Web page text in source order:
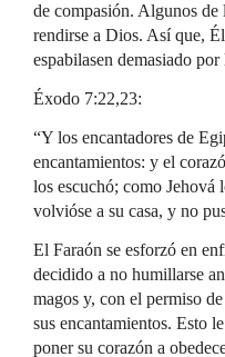
de compasión. Algunos
rendirse a Dios. Así que,
espabilasen demasiado
Éxodo 7:22,23:
“Y los encantadores de
encantamientos: y el
los escuchó; como Jehová
volvióse a su casa, y no
El Faraón se esforzó en
decidido a no humillarse
magos y, con el permiso
sus encantamientos. Esto
poner su corazón a